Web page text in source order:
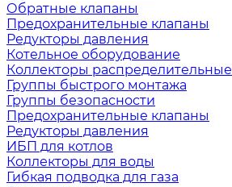
Обратные клапаны
Предохранительные клапаны
Редукторы давления
Котельное оборудование
Коллекторы распределительные
Группы быстрого монтажа
Группы безопасности
Предохранительные клапаны
Редукторы давления
ИБП для котлов
Коллекторы для воды
Гибкая подводка для газа